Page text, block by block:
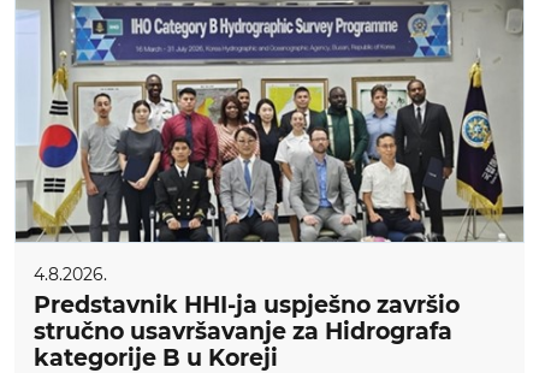
4.8.2026.
Predstavnik HHI-ja uspješno završio
stručno usavršavanje za Hidrografa
kategorije B u Koreji